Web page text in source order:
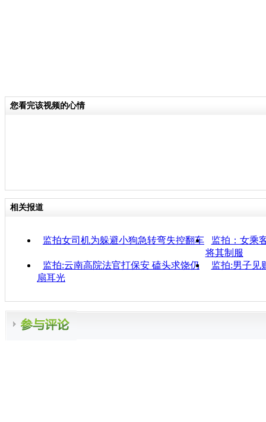
分类名称：CNSTV
您看完该视频的心情
相关报道
监拍女司机为躲避小狗急转弯失控翻车
监拍：女乘
将其制服
监拍:云南高院法官打保安 磕头求饶仍
扇耳光
监拍:男子见